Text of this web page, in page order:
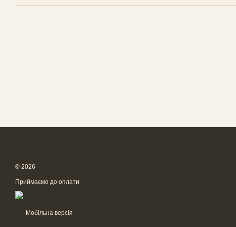
© 2026
Приймаємо до оплати
Мобільна версія